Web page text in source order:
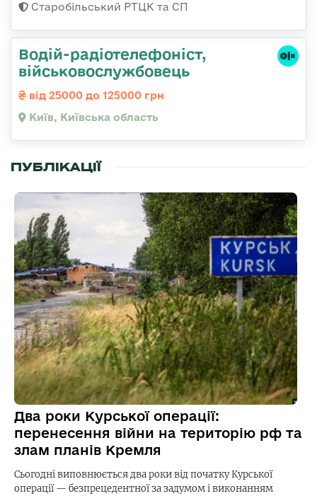
Старобільський РТЦК та СП
Водій-радіотелефоніст,
військовослужбовець
від 25000 до 125000 грн
Київ, Київська область
ПУБЛІКАЦІЇ
Два роки Курської операції:
перенесення війни на територію рф та
злам планів Кремля
Сьогодні виповнюється два роки від початку Курської
операції — безпрецедентної за задумом і виконанням